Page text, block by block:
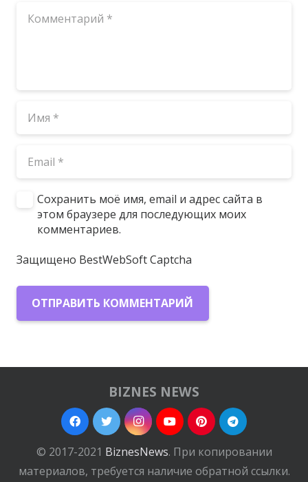
Сохранить моё имя, email и адрес сайта в
этом браузере для последующих моих
комментариев.
Защищено BestWebSoft Captcha
ОТПРАВИТЬ КОММЕНТАРИЙ
BIZNES NEWS
© 2017-2021 BiznesNews. При копировании
материалов, требуется наличие обратной ссылки.